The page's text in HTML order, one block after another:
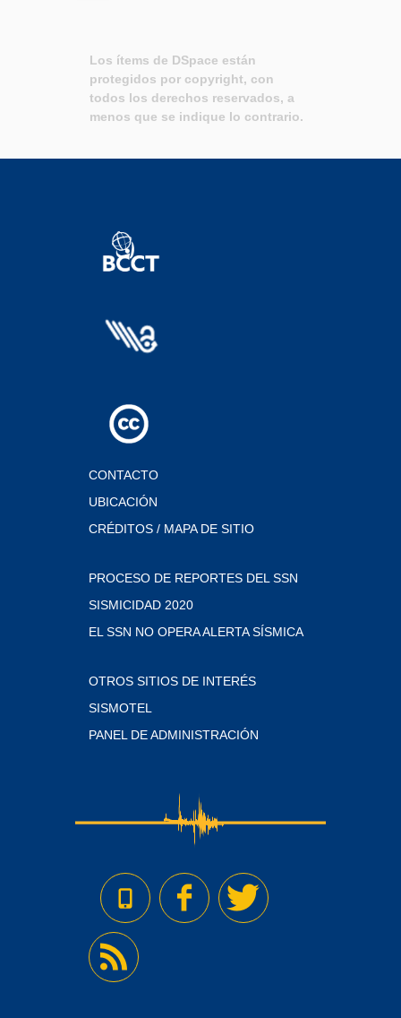
Los ítems de DSpace están
protegidos por copyright, con
todos los derechos reservados, a
menos que se indique lo contrario.
CONTACTO
UBICACIÓN
CRÉDITOS / MAPA DE SITIO
PROCESO DE REPORTES DEL SSN
SISMICIDAD 2020
EL SSN NO OPERA ALERTA SÍSMICA
OTROS SITIOS DE INTERÉS
SISMOTEL
PANEL DE ADMINISTRACIÓN